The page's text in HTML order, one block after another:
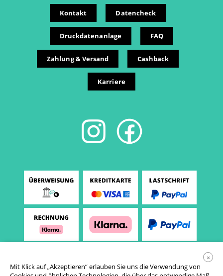
Kontakt Datencheck
Druckdatenanlage FAQ
Zahlung & Versand Cashback
Karriere
×
Mit Klick auf „Akzeptieren“ erlauben Sie uns die Verwendung von